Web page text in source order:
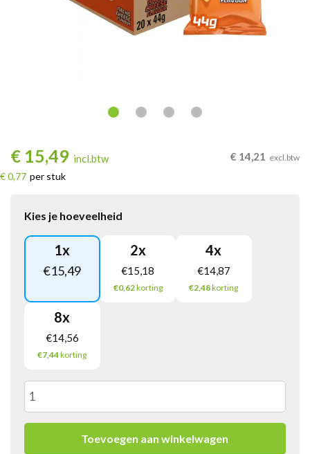
€ 15,49 incl.btw
€ 0,77 per stuk
€ 14,21 excl.btw
Kies je hoeveelheid
1x
€15,49
2x
€15,18
€0,62korting
4x
€14,87
€2,48korting
8x
€14,56
€7,44korting
Doritos
Nacho
Toevoegen aan winkelwagen